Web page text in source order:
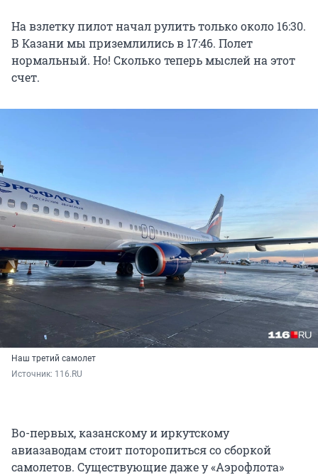
На взлетку пилот начал рулить только около 16:30.
В Казани мы приземлились в 17:46. Полет
нормальный. Но! Сколько теперь мыслей на этот
счет.
Наш третий самолет
Источник: 116.RU
Во-первых, казанскому и иркутскому
авиазаводам стоит поторопиться со сборкой
самолетов. Существующие даже у «Аэрофлота»